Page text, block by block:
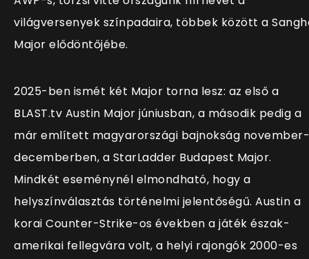
világversenyek színpadaira, többek között a
Major elődöntőjébe.
2025-ben ismét két Major torna lesz: az első a
BLAST.tv Austin Major júniusban, a második pedig a
már említett magyarországi bajnokság november-
decemberben, a StarLadder Budapest Major.
Mindkét eseménynél elmondható, hogy a
helyszínválasztás történelmi jelentőségű. Austin a
korai Counter-Strike-os években a játék észak-
amerikai fellegvára volt, a helyi rajongók 2000-es